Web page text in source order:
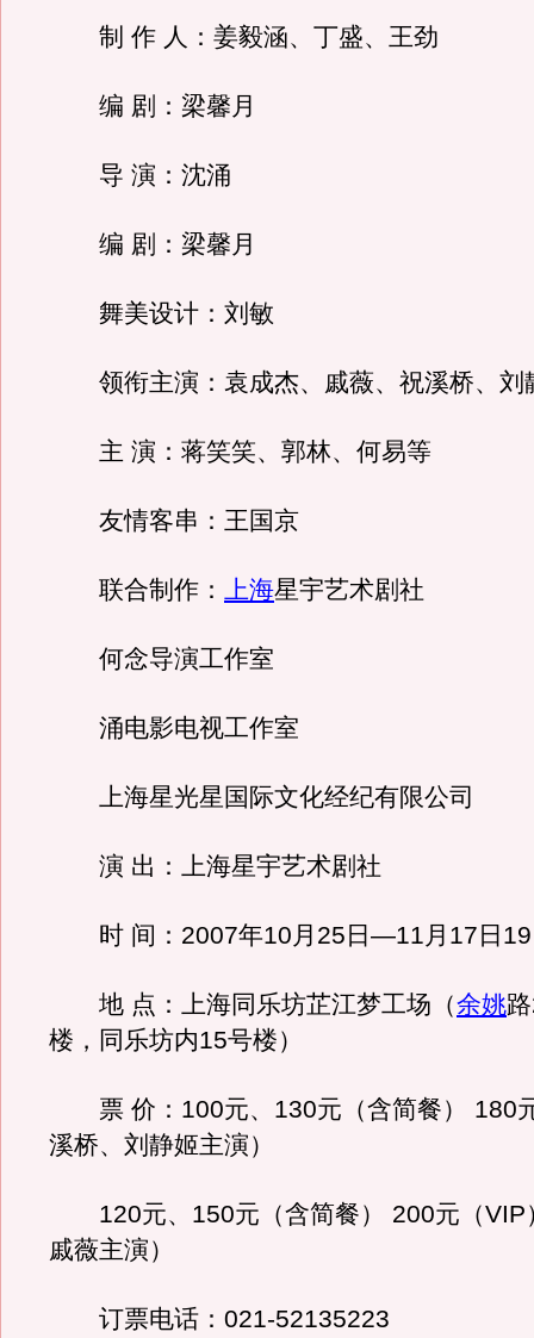
制 作 人：姜毅涵、丁盛、王劲
编 剧：梁馨月
导 演：沈涌
编 剧：梁馨月
舞美设计：刘敏
领衔主演：袁成杰、戚薇、祝溪桥、刘
主 演：蒋笑笑、郭林、何易等
友情客串：王国京
联合制作： 上海星宇艺术剧社
何念导演工作室
涌电影电视工作室
上海星光星国际文化经纪有限公司
演 出：上海星宇艺术剧社
时 间：2007年10月25日—11月17日19
地 点：上海同乐坊芷江梦工场（余姚
楼，同乐坊内15号楼）
票 价：100元、130元（含简餐） 180
溪桥、刘静姬主演）
120元、150元（含简餐） 200元（VIP
戚薇主演）
订票电话：021-52135223